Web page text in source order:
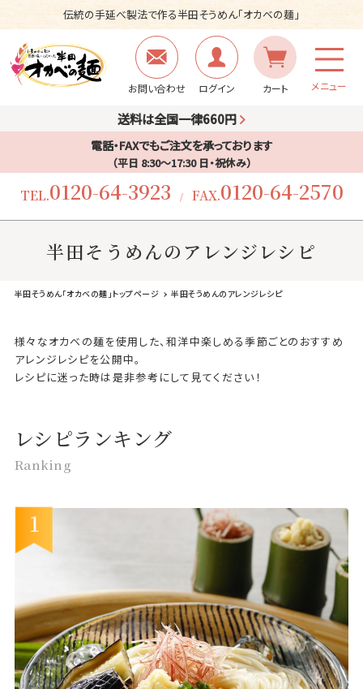
伝統の手延べ製法で作る半田そうめん「オカベの麺」
お問い合わせ ログイン カート メニュー
送料は全国一律660円
電話・FAXでもご注文を承っております
（平日 8:30〜17:30 日・祝休み）
TEL.0120-64-3923 / FAX.0120-64-2570
半田そうめんのアレンジレシピ
半田そうめん「オカベの麺」トップページ 半田そうめんのアレンジレシピ
様々なオカベの麺を使用した、和洋中楽しめる季節ごとのおすすめ
アレンジレシピを公開中。
レシピに迷った時は是非参考にして見てください！
レシピランキング
Ranking